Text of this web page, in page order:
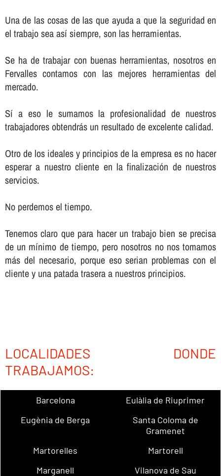
Una de las cosas de las que ayuda a que la seguridad en
el trabajo sea así­ siempre, son las herramientas.
Se ha de trabajar con buenas herramientas, nosotros en
Fervalles contamos con las mejores herramientas del
mercado.
Sí­ a eso le sumamos la profesionalidad de nuestros
trabajadores obtendrás un resultado de excelente calidad.
Otro de los ideales y principios de la empresa es no hacer
esperar a nuestro cliente en la finalización de nuestros
servicios.
No perdemos el tiempo.
Tenemos claro que para hacer un trabajo bien se precisa
de un mí­nimo de tiempo, pero nosotros no nos tomamos
más del necesario, porque eso serian problemas con el
cliente y una patada trasera a nuestros principios.
LOCALIDADES DONDE
TRABAJAMOS:
Barcelona
Eulàlia de Riuprimer
Eugènia de Berga
Santa Coloma de
Gramenet
Martorelles
Martorell
Marganell
Vilanova de Sau